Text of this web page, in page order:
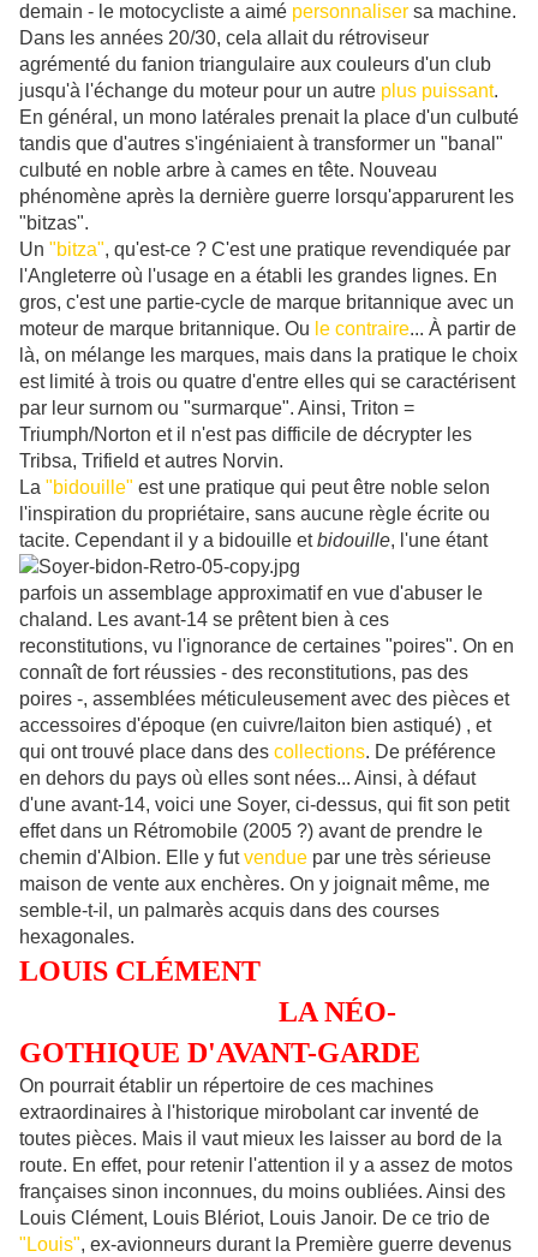
demain - le motocycliste a aimé personnaliser sa machine.
Dans les années 20/30, cela allait du rétroviseur
agrémenté du fanion triangulaire aux couleurs d'un club
jusqu'à l'échange du moteur pour un autre plus puissant.
En général, un mono latérales prenait la place d'un culbuté
tandis que d'autres s'ingéniaient à transformer un "banal"
culbuté en noble arbre à cames en tête. Nouveau
phénomène après la dernière guerre lorsqu'apparurent les
"bitzas".
Un "bitza", qu'est-ce ? C'est une pratique revendiquée par
l'Angleterre où l'usage en a établi les grandes lignes. En
gros, c'est une partie-cycle de marque britannique avec un
moteur de marque britannique. Ou le contraire... À partir de
là, on mélange les marques, mais dans la pratique le choix
est limité à trois ou quatre d'entre elles qui se caractérisent
par leur surnom ou "surmarque". Ainsi, Triton =
Triumph/Norton et il n'est pas difficile de décrypter les
Tribsa, Trifield et autres Norvin.
La "bidouille" est une pratique qui peut être noble selon
l'inspiration du propriétaire, sans aucune règle écrite ou
tacite. Cependant il y a bidouille etbidouille, l'une étant
parfois un assemblage approximatif en vue d'abuser le
chaland. Les avant-14 se prêtent bien à ces
reconstitutions, vu l'ignorance de certaines "poires". On en
connaît de fort réussies - des reconstitutions, pas des
poires -, assemblées méticuleusement avec des pièces et
accessoires d'époque (en cuivre/laiton bien astiqué) , et
qui ont trouvé place dans des collections. De préférence
en dehors du pays où elles sont nées... Ainsi, à défaut
d'une avant-14, voici une Soyer, ci-dessus, qui fit son petit
effet dans un Rétromobile (2005 ?) avant de prendre le
chemin d'Albion. Elle y futvendue par une très sérieuse
maison de vente aux enchères. On y joignait même, me
semble-t-il, un palmarès acquis dans des courses
hexagonales.
LOUIS CLÉMENT
LA NÉO-
GOTHIQUE D'AVANT-GARDE
On pourrait établir un répertoire de ces machines
extraordinaires à l'historique mirobolant car inventé de
toutes pièces. Mais il vaut mieux les laisser au bord de la
route. En effet, pour retenir l'attention il y a assez de motos
françaises sinon inconnues, du moins oubliées. Ainsi des
Louis Clément, Louis Blériot, Louis Janoir. De ce trio de
"Louis", ex-avionneurs durant la Première guerre devenus